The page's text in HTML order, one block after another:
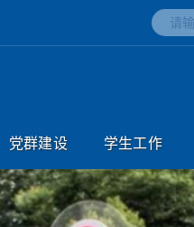
党群建设 学生工作